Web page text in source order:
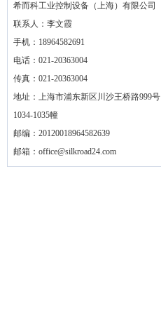
希而科工业控制设备（上海）有限公司
联系人：李文霞
手机：18964582691
电话：021-20363004
传真：021-20363004
地址：上海市浦东新区川沙王桥路999号
1034-1035幢
邮编：20120018964582639
邮箱： office@silkroad24.com